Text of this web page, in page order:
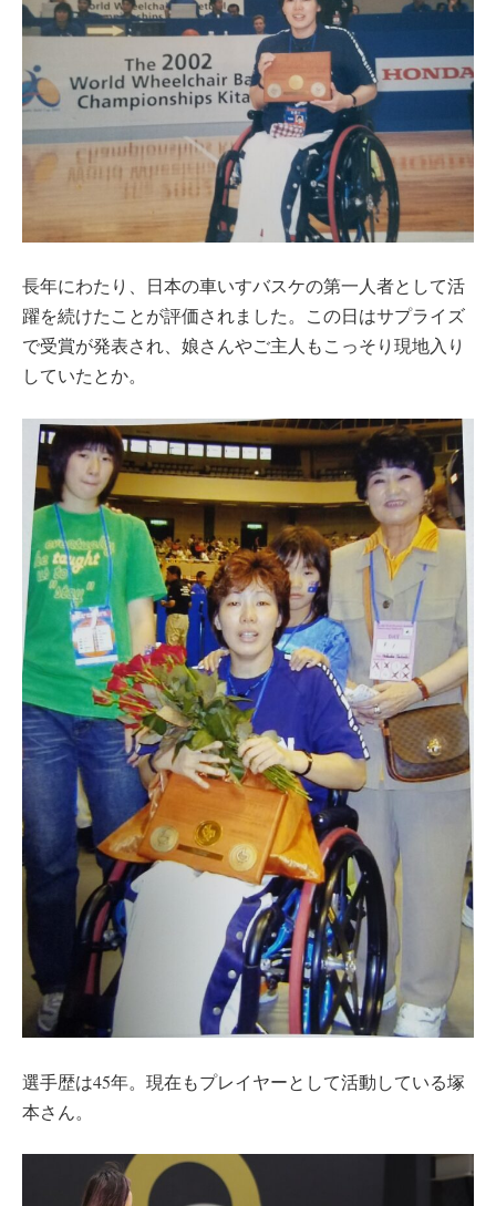
長年にわたり、日本の車いすバスケの第一人者として活
躍を続けたことが評価されました。この日はサプライズ
で受賞が発表され、娘さんやご主人もこっそり現地入り
していたとか。
選手歴は45年。現在もプレイヤーとして活動している塚
本さん。